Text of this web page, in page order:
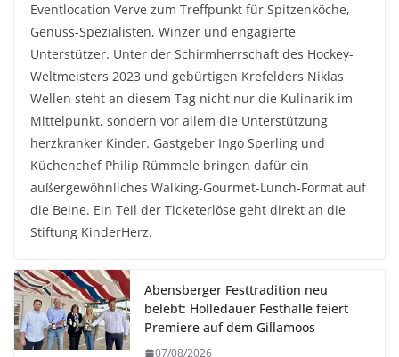
Eventlocation Verve zum Treffpunkt für Spitzenköche,
Genuss-Spezialisten, Winzer und engagierte
Unterstützer. Unter der Schirmherrschaft des Hockey-
Weltmeisters 2023 und gebürtigen Krefelders Niklas
Wellen steht an diesem Tag nicht nur die Kulinarik im
Mittelpunkt, sondern vor allem die Unterstützung
herzkranker Kinder. Gastgeber Ingo Sperling und
Küchenchef Philip Rümmele bringen dafür ein
außergewöhnliches Walking-Gourmet-Lunch-Format auf
die Beine. Ein Teil der Ticketerlöse geht direkt an die
Stiftung KinderHerz.
Abensberger Festtradition neu
belebt: Holledauer Festhalle feiert
Premiere auf dem Gillamoos
07/08/2026